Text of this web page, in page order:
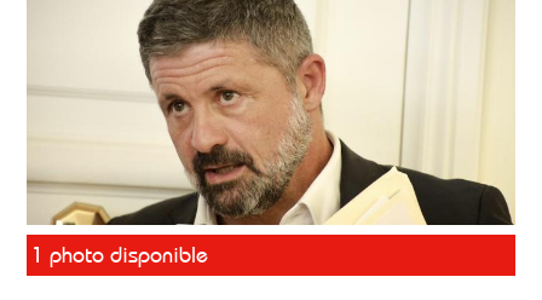
1 photo disponible